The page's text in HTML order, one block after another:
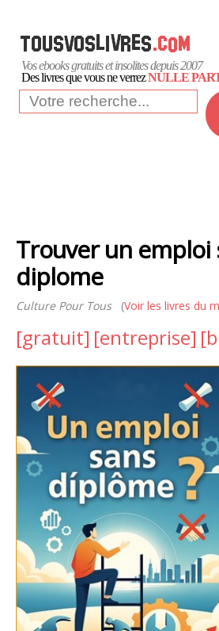
Vos ebooks gratuits et insolites depuis 2007
Des livres que vous ne verrezNULLE
Trouver un emploi
diplome
Culture Pour Tous(Voir les livres du
[gratuit] [entreprise]